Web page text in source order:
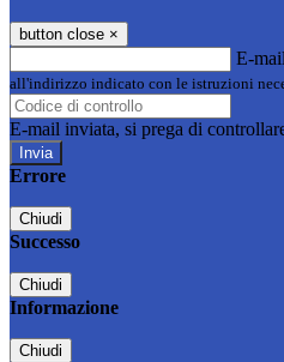
button close ×
E-mail
all'indirizzo indicato con le istruzioni
E-mail inviata, si prega di
Errore
Chiudi
Successo
Chiudi
Informazione
Chiudi